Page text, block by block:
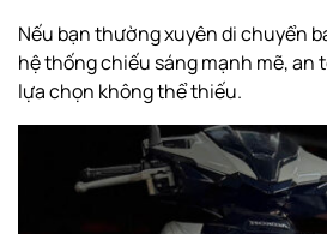
Nếu bạn thường xuyên di chuyển
hệ thống chiếu sáng mạnh mẽ, an
lựa chọn không thể thiếu.